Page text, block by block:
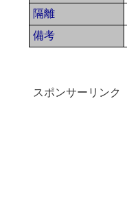
隔離
備考
スポンサーリンク